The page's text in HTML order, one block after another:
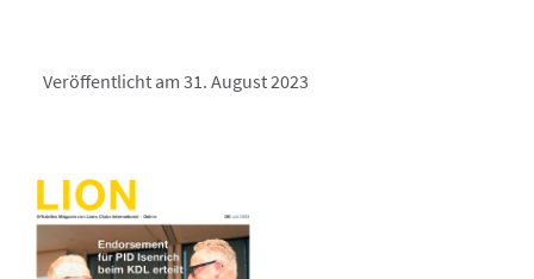
Veröffentlicht am 31. August 2023